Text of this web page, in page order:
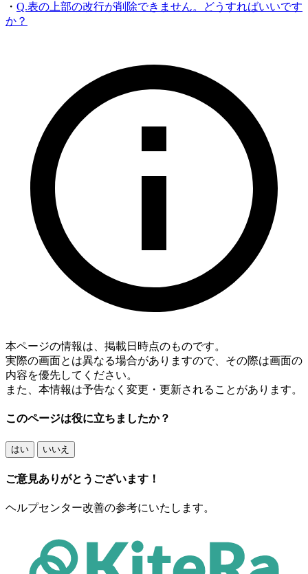
・ Q.表の上部の改行が削除できません。どうすればいいです
か？
本ページの情報は、掲載日時点のものです。
実際の画面とは異なる場合がありますので、その際は画面の
内容を優先してください。
また、本情報は予告なく変更・更新されることがあります。
このページは役に立ちましたか？
はい いいえ
ご意見ありがとうございます！
ヘルプセンター改善の参考にいたします。